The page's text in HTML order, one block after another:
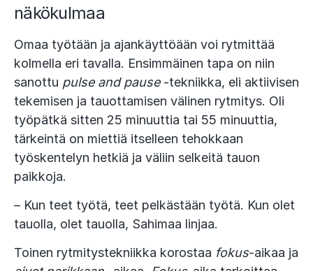
näkökulmaa
Omaa työtään ja ajankäyttöään voi rytmittää
kolmella eri tavalla. Ensimmäinen tapa on niin
sanottu pulse and pause-tekniikka, eli aktiivisen
tekemisen ja tauottamisen välinen rytmitys. Oli
työpätkä sitten 25 minuuttia tai 55 minuuttia,
tärkeintä on miettiä itselleen tehokkaan
työskentelyn hetkiä ja väliin selkeitä tauon
paikkoja.
– Kun teet työtä, teet pelkästään työtä. Kun olet
tauolla, olet tauolla, Sahimaa linjaa.
Toinen rytmitystekniikka korostaa fokus-aikaa ja